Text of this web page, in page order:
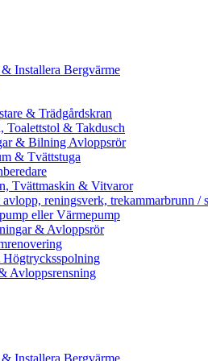
Installera Bergvärme
& Trädgårdskran
Toalettstol & Takdusch
& Bilning Avloppsrör
& Tvättstuga
Tvättmaskin & Vitvaror
reningsverk, trekammarbrunn /
eller Värmepump
& Avloppsrör
Avloppsrensning
Installera Bergvärme